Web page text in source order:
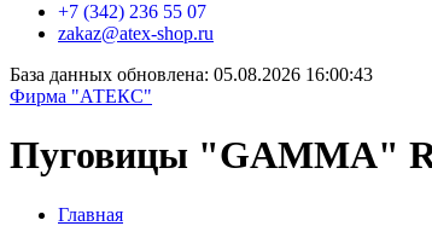
+7 (342) 236 55 07
zakaz@atex-shop.ru
База данных обновлена: 05.08.2026 16:00:43
Фирма "АТЕКС"
Пуговицы "GAMMA"
Главная